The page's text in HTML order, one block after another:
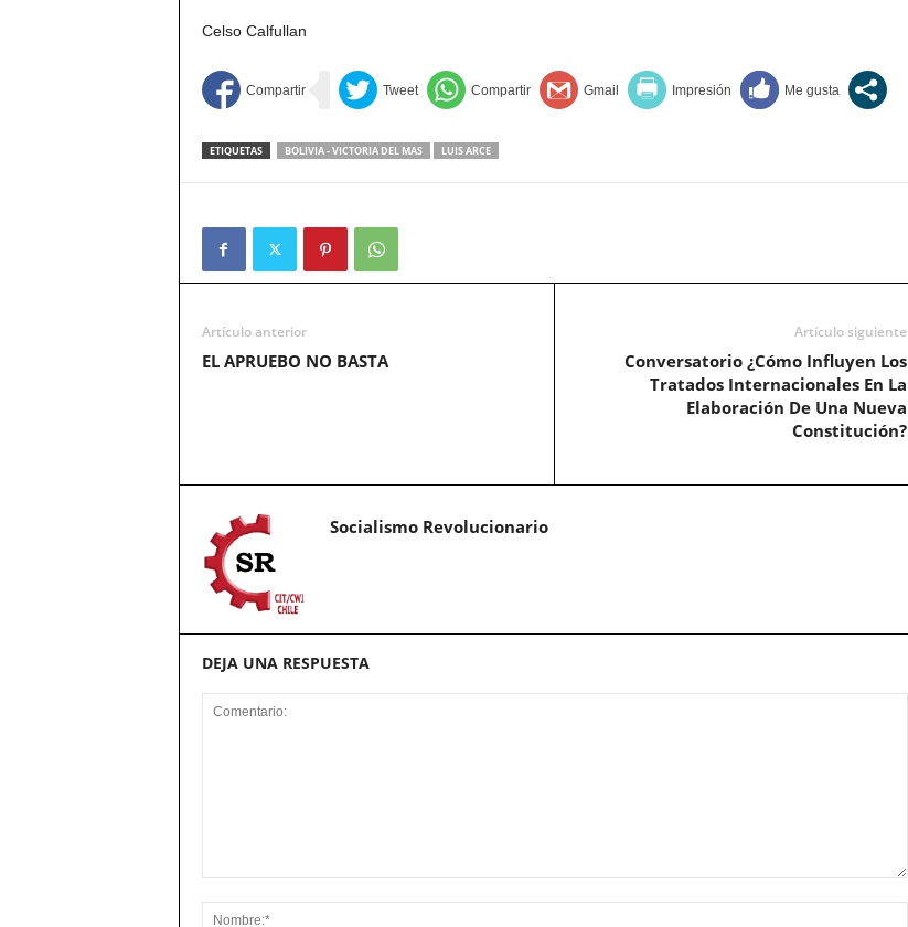
Celso Calfullan
ETIQUETAS BOLIVIA - VICTORIA DEL MAS LUIS ARCE
Artículo anterior
EL APRUEBO NO BASTA
Artículo siguiente
Conversatorio ¿Cómo Influyen Los
Tratados Internacionales En La
Elaboración De Una Nueva
Constitución?
Socialismo Revolucionario
DEJA UNA RESPUESTA